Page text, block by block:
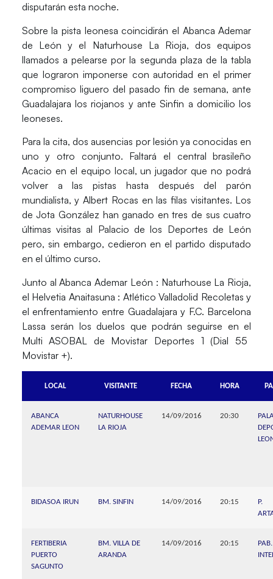
disputarán esta noche.
Sobre la pista leonesa coincidirán el Abanca Ademar
de Leóny el Naturhouse La Rioja, dos equipos
llamados a pelearse por la segunda plaza de la tabla
que lograron imponerse con autoridad en el primer
compromiso liguero del pasado fin de semana, ante
Guadalajara los riojanos y ante Sinfin a domicilio los
leoneses.
Para la cita, dos ausencias por lesión ya conocidas en
uno y otro conjunto. Faltará el central brasileño
Acacio en el equipo local, un jugador que no podrá
volver a las pistas hasta después del parón
mundialista, yAlbert Rocas en las filas visitantes. Los
deJota González han ganado en tres de sus cuatro
últimas visitas al Palacio de los Deportes de León
pero, sin embargo, cedieron en el partido disputado
en el último curso.
Junto alAbanca Ademar León : Naturhouse La Rioja,
el Helvetia Anaitasuna : Atlético Valladolid Recoletas y
el enfrentamiento entre Guadalajaray F.C. Barcelona
Lassa serán los duelos que podrán seguirse en el
Multi ASOBAL
de Movistar Deportes 1(Dial 55
Movistar +).
LOCAL VISITANTE FECHA HORA
ABANCA
ADEMAR LEON
NATURHOUSE
LA RIOJA
14/09/2016 20:30
BIDASOA IRUN BM. SINFIN 14/09/2016 20:15
P.
FERTIBERIA
PUERTO
SAGUNTO
BM. VILLA DE
ARANDA
14/09/2016 20:15